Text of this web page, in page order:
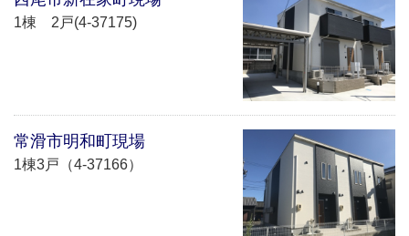
1棟 2戸(4-37175)
常滑市明和町現場
1棟3戸（4-37166）